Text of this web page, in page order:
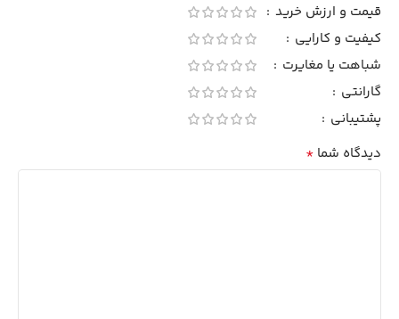
قیمت و ارزش خرید
کیفیت و کارایی
شباهت یا مغایرت
گارانتی
پشتیبانی
دیدگاه شما *